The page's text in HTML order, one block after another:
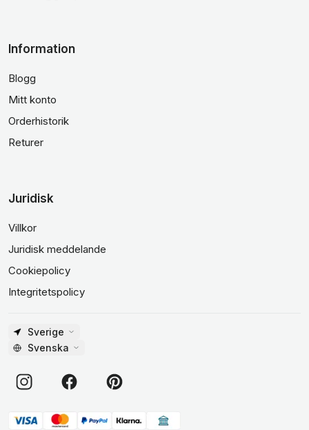
Information
Blogg
Mitt konto
Orderhistorik
Returer
Juridisk
Villkor
Juridisk meddelande
Cookiepolicy
Integritetspolicy
Sverige
Svenska